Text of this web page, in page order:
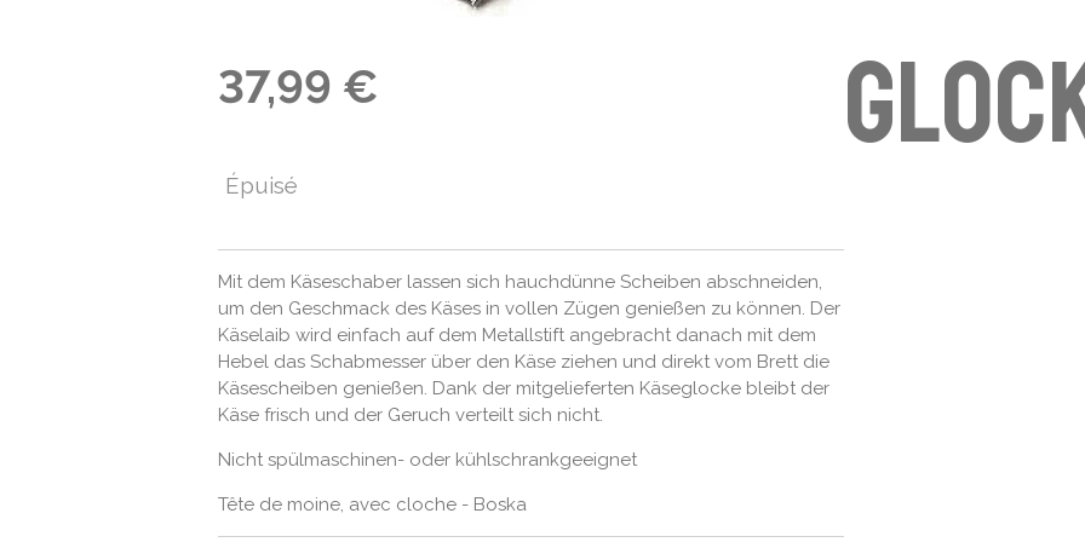
37,99 €
Épuisé
Mit dem Käseschaber lassen sich hauchdünne Scheiben abschneiden,
um den Geschmack des Käses in vollen Zügen genießen zu können. Der
Käselaib wird einfach auf dem Metallstift angebracht danach mit dem
Hebel das Schabmesser über den Käse ziehen und direkt vom Brett die
Käsescheiben genießen. Dank der mitgelieferten Käseglocke bleibt der
Käse frisch und der Geruch verteilt sich nicht.
Nicht spülmaschinen- oder kühlschrankgeeignet
Tête de moine, avec cloche - Boska